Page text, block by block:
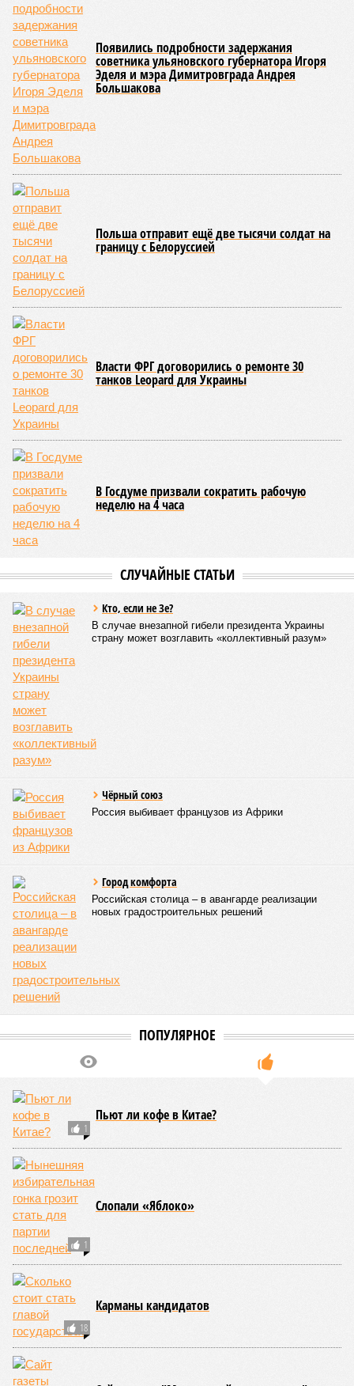
сперматозоидов и яйцеклеток), которые являются
неизбежным следствием деления клеток и происходят на
протяжении всей нашей жизни. Иногда они возникают под
воздействием внешних факторов, условно таких как
ультрафиолет, а иногда… это просто случается. Просто
«потому что». И учёные до сих пор бьются над загадкой
почему.
Некоторые мутации не слишком разрушительны, и клетка
может существовать в слегка изменённом виде. Другие же
приводят к катастрофическим изменениям внутри неё – и
она погибает.
присутствуют тысячи соматических мутаций. У
организма нет механики, которая позволила бы ему
вернуться и исправить повреждения, уже записанные в
геноме, – рассказывает Джереми Клерк
медицинской школы Гроссмана при Нью-Йоркском
университете.
накопившиеся повреждения снижают эффективность
работы клетки, а в некоторых случаях создают
предпосылки для развития рака»
какие бы антивозрастные процедуры вы ни проводили, как
бы ни пытались замедлить старение, устраняя его
причины, всё равно ничего не выйдет – мутации возьмут
своё.
Цифры
По данным за 2025 год, лидером по средней
продолжительности жизни из всех стран стало
Княжество Монако. В общем-то, неудивительно с
учётом богатства и благополучия этого крохотного
клочка суши. Но второе место удивляет – оно,
оказывается, за Гонконгом. Если в Монако
большинство доживают до 87 лет, то в Гонконге – до
Далее следуют Южная Корея, Швейцария и Австралия.
Средняя продолжительность жизни в России – 74,2
года, от лидеров рейтинга мы очень далеки. Впрочем,
Владимир Путин поставил задачу, чтобы к 2030 году
эта цифра выросла до 78 лет, а к 2036 году – до 81
года. Как это будет выполняться, неизвестно.
Эта железная печень
В своём новейшем исследовании, опубликованном в NPJ
Aging, группа учёных из Сколковского института науки и
Екатериной Храмеевойподсчитала максимальный срок
жизни человека. Вернее, каким бы этот срок мог быть, если
исключить из уравнения все признаки старения, в том
числе и соматические мутации.
Итак, пишет в своей разошедшейся на многомиллионную
аудиторию публикации New York Post (почему, кстати, New
York Post, а не отечественные издания?), получилось, что
средним показателем было бы 1759 лет, а максимальным –
29 921 год. Неплохо: одному-единственному человеку
можно было бы застать сразу несколько концов света,
ледниковых периодов и крушение десятка-другого
развитых цивилизаций. Но мы снова возвращаемся к
катастрофическим изменениям в ДНК, которые начисто
вычёркивают эти цифры из всех возможных вариантов
старения только соматические мутации сокращают
1759 до 156 лет»
из ключевых авторов исследования, научный сотрудник
Центра био- и медицинских технологий Сколтеха и
научный сотрудник Института искусственного интеллекта
(AIRI).
Интересно, что некоторые ткани нашего организма более
устойчивы к соматическим мутациям, чем другие. В
частности, клетки печени: они с радостью заменят старые,
процветая бесконечно долго. С другой стороны, клетки
миокарда (среднего слоя сердечной мышцы) и нейроны
(клетки головного мозга) гораздо более подвержены
мутациям: если их функция деления и размножения
утрачена, восстановить её невозможно. Когда они
перестают функционировать, отказывают сердце и мозг,
что, разумеется, приводит к смерти. Авторы исследования
называют эти типы клеток «критическими точками
ограничения продолжительности жизни».